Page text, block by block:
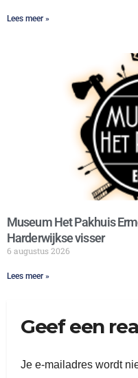
Lees meer »
Museum Het Pakhuis
Harderwijkse visser
6 augustus 2026
Lees meer »
Geef een
Je e-mailadres wordt